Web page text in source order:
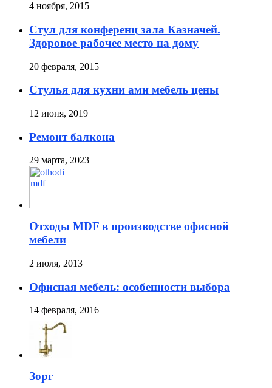
4 ноября, 2015
Стул для конференц зала Казначей.
Здоровое рабочее место на дому
20 февраля, 2015
Стулья для кухни ами мебель цены
12 июня, 2019
Ремонт балкона
29 марта, 2023
Отходы MDF в производстве офисной
мебели
2 июля, 2013
Офисная мебель: особенности выбора
14 февраля, 2016
Зорг